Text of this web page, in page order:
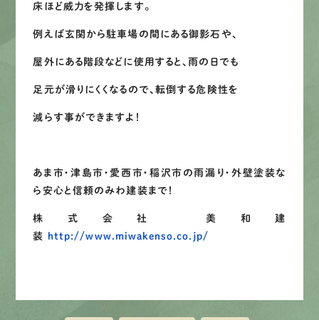
床ほど威力を発揮します。
例えば玄関から駐車場の間にある御影石や、
屋外にある階段などに使用すると、雨の日でも
足元が滑りにくくなるので、転倒する危険性を
減らす事ができますよ！
あま市・津島市・愛西市・稲沢市の雨漏り・外壁塗装な
ら安心と信頼のみわ建装まで！
株式会社 美和建
装 http://www.miwakenso.co.jp/